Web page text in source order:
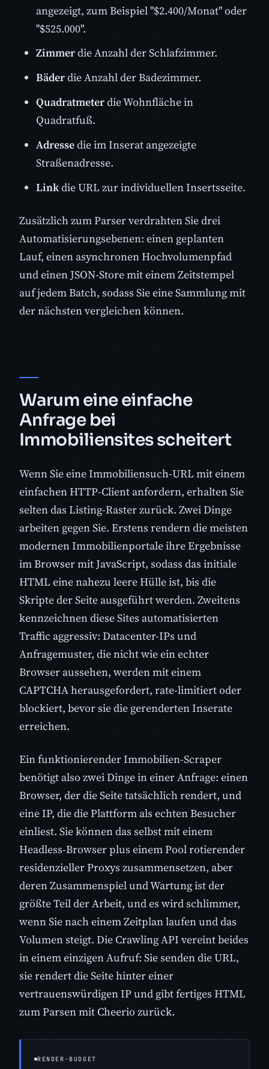
angezeigt, zum Beispiel "$2.400/Monat" oder
"$525.000".
Zimmerdie Anzahl der Schlafzimmer.
Bäderdie Anzahl der Badezimmer.
Quadratmeterdie Wohnfläche in
Quadratfuß.
Adressedie im Inserat angezeigte
Straßenadresse.
Linkdie URL zur individuellen Insertsseite.
Zusätzlich zum Parser verdrahten Sie drei
Automatisierungsebenen: einen geplanten
Lauf, einen asynchronen Hochvolumenpfad
und einen JSON-Store mit einem Zeitstempel
auf jedem Batch, sodass Sie eine Sammlung mit
der nächsten vergleichen können.
Warum eine einfache
Anfrage bei
Immobiliensites scheitert
Wenn Sie eine Immobiliensuch-URL mit einem
einfachen HTTP-Client anfordern, erhalten Sie
selten das Listing-Raster zurück. Zwei Dinge
arbeiten gegen Sie. Erstens rendern die meisten
modernen Immobilienportale ihre Ergebnisse
im Browser mit JavaScript, sodass das initiale
HTML eine nahezu leere Hülle ist, bis die
Skripte der Seite ausgeführt werden. Zweitens
kennzeichnen diese Sites automatisierten
Traffic aggressiv: Datacenter-IPs und
Anfragemuster, die nicht wie ein echter
Browser aussehen, werden mit einem
CAPTCHA herausgefordert, rate-limitiert oder
blockiert, bevor sie die gerenderten Inserate
erreichen.
Ein funktionierender Immobilien-Scraper
benötigt also zwei Dinge in einer Anfrage: einen
Browser, der die Seite tatsächlich rendert, und
eine IP, die die Plattform als echten Besucher
einliest. Sie können das selbst mit einem
Headless-Browser plus einem Pool rotierender
residenzieller Proxys zusammensetzen, aber
deren Zusammenspiel und Wartung ist der
größte Teil der Arbeit, und es wird schlimmer,
wenn Sie nach einem Zeitplan laufen und das
Volumen steigt. Die Crawling API vereint beides
in einem einzigen Aufruf: Sie senden die URL,
sie rendert die Seite hinter einer
vertrauenswürdigen IP und gibt fertiges HTML
zum Parsen mit Cheerio zurück.
RENDER-BUDGET